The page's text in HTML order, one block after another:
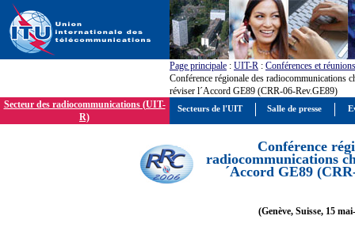
Page principale : UIT-R : Conférences et réunions
Conférence régionale des radiocommunications
réviser l´Accord GE89 (CRR-06-Rev.GE89)
Secteur des radiocommunications (UIT-
R)
Conférence
radiocommunications
´Accord GE89
(Genève, Suisse, 15
Secteurs de l'UIT Salle de presse